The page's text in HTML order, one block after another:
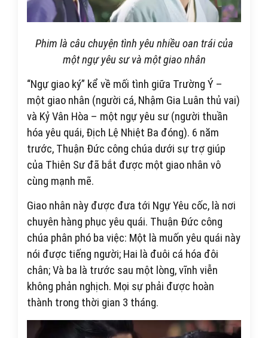
Phim là câu chuyện tình yêu nhiều oan trái của
một ngự yêu sư và một giao nhân
“Ngự giao ký” kể về mối tình giữa Trường Ý –
một giao nhân (người cá, Nhậm Gia Luân thủ vai)
và Kỷ Vân Hòa – một ngự yêu sư (người thuần
hóa yêu quái, Địch Lệ Nhiệt Ba đóng). 6 năm
trước, Thuận Đức công chúa dưới sự trợ giúp
của Thiên Sư đã bắt được một giao nhân vô
cùng mạnh mẽ.
Giao nhân này được đưa tới Ngự Yêu cốc, là nơi
chuyên hàng phục yêu quái. Thuận Đức công
chúa phân phó ba việc: Một là muốn yêu quái này
nói được tiếng người; Hai là đuôi cá hóa đôi
chân; Và ba là trước sau một lòng, vĩnh viễn
không phản nghịch. Mọi sự phải được hoàn
thành trong thời gian 3 tháng.